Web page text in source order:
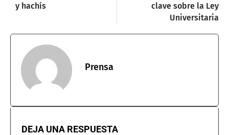
y hachís
clave sobre la Ley
Universitaria
Prensa
DEJA UNA RESPUESTA